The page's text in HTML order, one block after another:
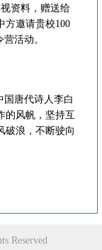
资料，赠送给
方邀请贵校100
活动。
国唐代诗人李白
的风帆，坚持互
破浪，不断驶向
Reserved